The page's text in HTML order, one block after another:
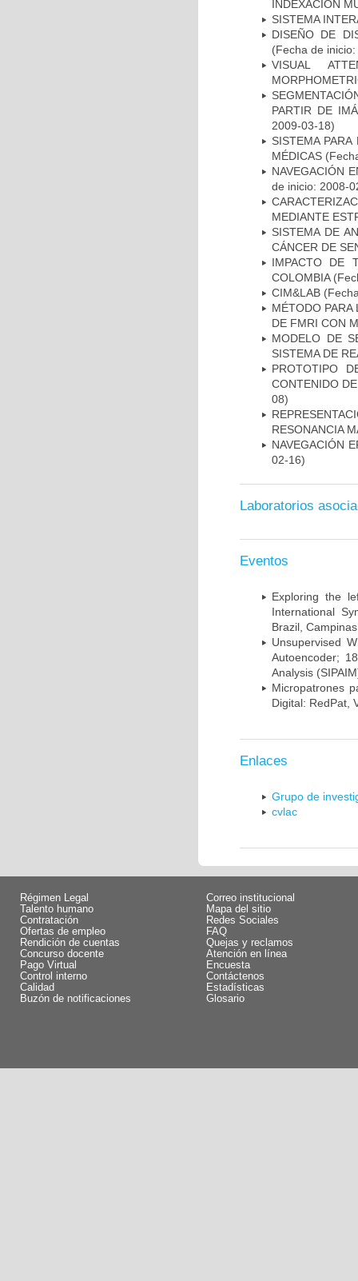
INDEXACIÓN
SISTEMA
DISEÑO DE
(Fecha de
VISUAL
PARTIR DE
2009-03-18)
SISTEMA
MÉDICAS
NAVEGACIÓN
de inicio: 2008-
MEDIANTE
SISTEMA DE
CÁNCER DE
IMPACTO DE
COLOMBIA
CIM&LAB
MÉTODO PARA
DE FMRI CON
MODELO DE
SISTEMA DE
PROTOTIPO
CONTENIDO
08)
RESONANCIA
NAVEGACIÓN
02-16)
Laboratorios
Eventos
Exploring the
International
Brazil,
Unsupervised
Autoencoder;
Analysis
Micropatrones
Digital: RedPat,
Enlaces
Grupo de
cvlac
Régimen Legal
Talento humano
Contratación
Ofertas de empleo
Rendición de cuentas
Concurso docente
Pago Virtual
Control interno
Calidad
Buzón de notificaciones
Correo institucional
Mapa del sitio
Redes Sociales
FAQ
Quejas y reclamos
Atención en línea
Encuesta
Contáctenos
Estadísticas
Glosario